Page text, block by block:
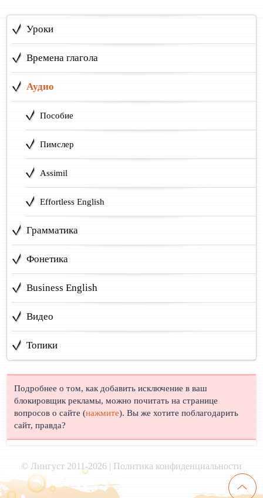
Уроки
Времена глагола
Аудио
Пособие
Пимслер
Assimil
Effortless English
Грамматика
Фонетика
Business English
Видео
Топики
Подробнее о том, как добавить исключение в ваш
блокировщик рекламы, можно почитать на странице
вопросов о сайте (нажмите). Вы же хотите поблагодарить
сайт, правда?
© Лингуст 2011-2026 | Политика конфиденциальности